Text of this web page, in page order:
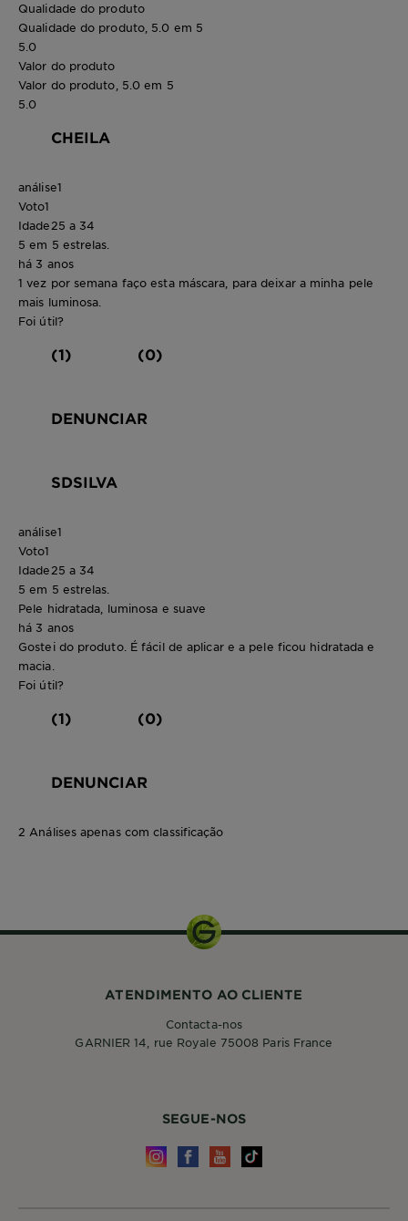
Qualidade do produto
Qualidade do produto, 5.0 em 5
5.0
Valor do produto
Valor do produto, 5.0 em 5
5.0
CHEILA
análise1
Voto1
Idade25 a 34
5 em 5 estrelas.
há 3 anos
1 vez por semana faço esta máscara, para deixar a minha pele
mais luminosa.
Foi útil?
(1) (0)
DENUNCIAR
SDSILVA
análise1
Voto1
Idade25 a 34
5 em 5 estrelas.
Pele hidratada, luminosa e suave
há 3 anos
Gostei do produto. É fácil de aplicar e a pele ficou hidratada e
macia.
Foi útil?
(1) (0)
DENUNCIAR
2 Análises apenas com classificação
SEGUE-NOS
ATENDIMENTO AO CLIENTE
Contacta-nos
GARNIER 14, rue Royale 75008 Paris France